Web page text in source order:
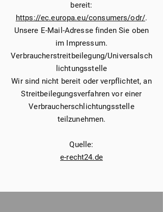
bereit:
https://ec.europa.eu/consumers/odr/.
Unsere E-Mail-Adresse finden Sie oben
im Impressum.
Verbraucherstreitbeilegung/Universalsch
lichtungsstelle
Wir sind nicht bereit oder verpflichtet, an
Streitbeilegungsverfahren vor einer
Verbraucherschlichtungsstelle
teilzunehmen.
Quelle:
e-recht24.de